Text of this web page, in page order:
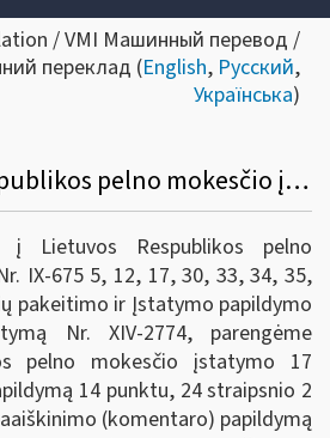
/ VMI Машинный перевод /
переклад (English, Русский,
Українська)
Dėl Lietuvos Respublikos pelno mokesčio įstatymo 17 straipsnio 2 dalies 14 punkto, 24 straipsnio 2 dalies bei 30-2 straipsnio apibendrintų paaiškinimų (komentarų) pakeitimų
į Lietuvos Respublikos pelno
IX-675 5, 12, 17, 30, 33, 34, 35,
pakeitimo ir Įstatymo papildymo
Nr. XIV-2774, parengėme
pelno mokesčio įstatymo 17
14 punktu, 24 straipsnio 2
(komentaro) papildymą